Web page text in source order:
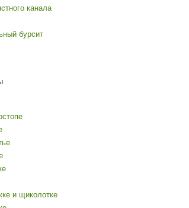
канала
бурсит
и щиколотке